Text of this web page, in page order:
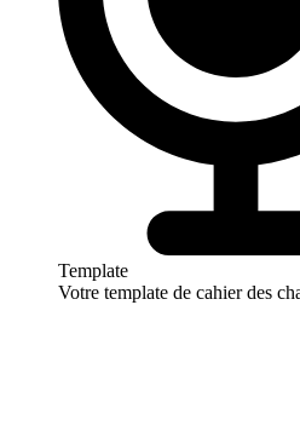
Template
Votre template de cahier des